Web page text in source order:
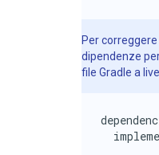
Per
dipendenze
file Gradle a